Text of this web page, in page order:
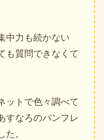
中力も続かない
も質問できなくて
ットで色々調べて
すなろのパンフレ
。